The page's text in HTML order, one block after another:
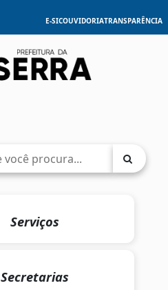
E-SICOUVIDORIATRANSPARÊNCIA
Serviços
Secretarias